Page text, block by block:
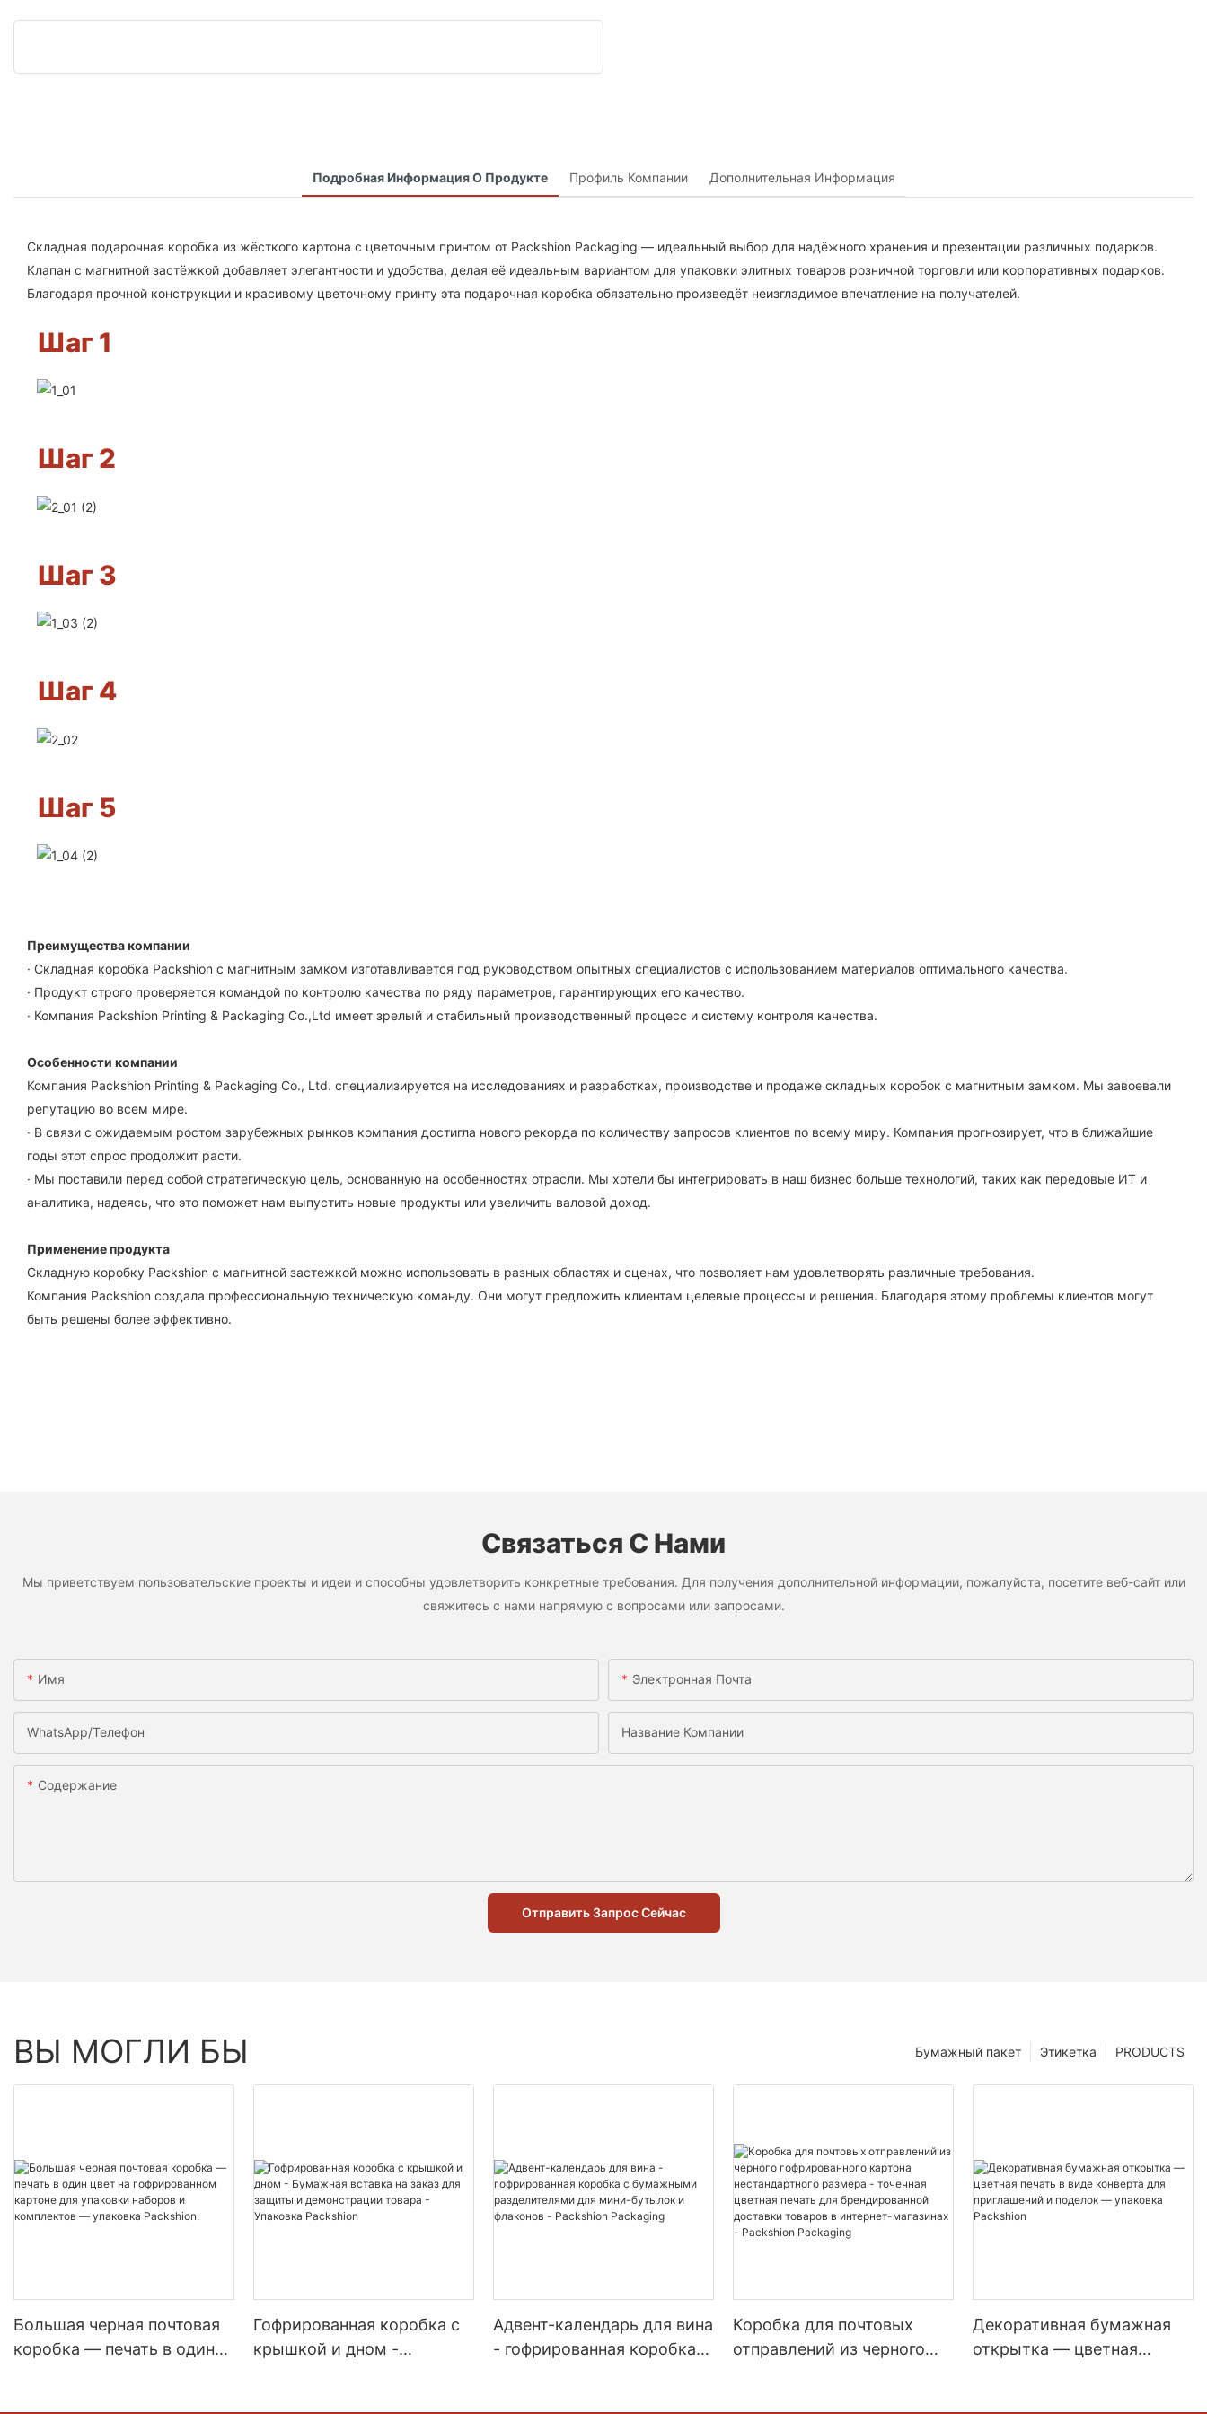
Подробная Информация О Продукте Профиль Компании Дополнительная Информация
Складная подарочная коробка из жёсткого картона с цветочным принтом от Packshion Packaging — идеальный выбор для надёжного хранения и презентации различных подарков.
Клапан с магнитной застёжкой добавляет элегантности и удобства, делая её идеальным вариантом для упаковки элитных товаров розничной торговли или корпоративных подарков.
Благодаря прочной конструкции и красивому цветочному принту эта подарочная коробка обязательно произведёт неизгладимое впечатление на получателей.
Шаг 1
Шаг 2
Шаг 3
Шаг 4
Шаг 5
Преимущества компании
· Складная коробка Packshion с магнитным замком изготавливается под руководством опытных специалистов с использованием материалов оптимального качества.
· Продукт строго проверяется командой по контролю качества по ряду параметров, гарантирующих его качество.
· Компания Packshion Printing & Packaging Co.,Ltd имеет зрелый и стабильный производственный процесс и систему контроля качества.
Особенности компании
Компания Packshion Printing & Packaging Co., Ltd. специализируется на исследованиях и разработках, производстве и продаже складных коробок с магнитным замком. Мы завоевали
репутацию во всем мире.
· В связи с ожидаемым ростом зарубежных рынков компания достигла нового рекорда по количеству запросов клиентов по всему миру. Компания прогнозирует, что в ближайшие
годы этот спрос продолжит расти.
· Мы поставили перед собой стратегическую цель, основанную на особенностях отрасли. Мы хотели бы интегрировать в наш бизнес больше технологий, таких как передовые ИТ и
аналитика, надеясь, что это поможет нам выпустить новые продукты или увеличить валовой доход.
Применение продукта
Складную коробку Packshion с магнитной застежкой можно использовать в разных областях и сценах, что позволяет нам удовлетворять различные требования.
Компания Packshion создала профессиональную техническую команду. Они могут предложить клиентам целевые процессы и решения. Благодаря этому проблемы клиентов могут
быть решены более эффективно.
Связаться С Нами
Мы приветствуем пользовательские проекты и идеи и способны удовлетворить конкретные требования. Для получения дополнительной информации, пожалуйста, посетите веб-сайт или
свяжитесь с нами напрямую с вопросами или запросами.
Имя Электронная Почта
WhatsApp/телефон Название Компании
Содержание
Отправить Запрос Сейчас
ВЫ МОГЛИ БЫ PRODUCTS
Этикетка
Бумажный пакет
Большая черная почтовая
коробка — печать в один
Гофрированная коробка с
крышкой и дном -
Адвент-календарь для вина
- гофрированная коробка с
Коробка для почтовых
отправлений из черного
Декоративная бумажная
открытка — цветная